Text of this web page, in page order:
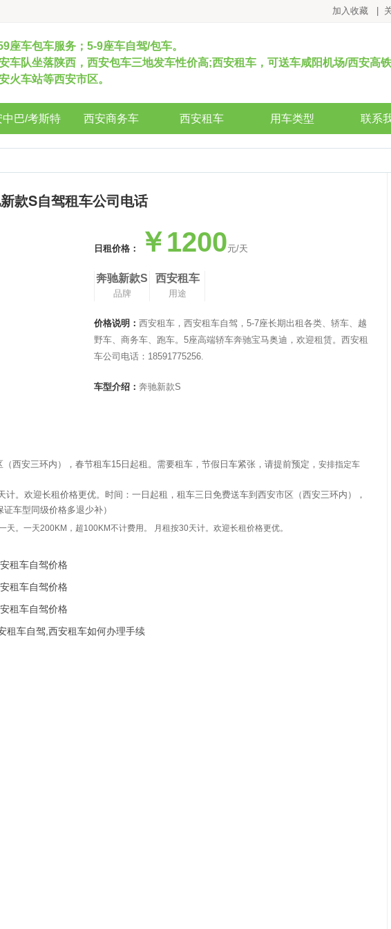
加入收藏
座车包车服务；5-9座车自驾/包车。
车队坐落陕西，西安包车三地发车性价高;西安租车，可送车咸阳机场/西安高
火车站等西安市区。
中巴/考斯特 西安商务车 西安租车 用车类型 联系
款S自驾租车公司电话
日租价格： ￥1200元/天
奔驰新款S
品牌
西安租车
用途
价格说明： 西安租车，西安租车自驾，5-7座长期出租各类、轿车、越
野车、商务车、跑车。5座高端轿车奔驰宝马奥迪，欢迎租赁。西安租
车公司电话：18591775256.
车型介绍： 奔驰新款S
西安三环内），春节租车15日起租。需要租车，节假日车紧张， 请提前预定， 安排指定车
。欢迎长租价格更优。 时间：一日起租，租车三日免费送车到西安市区（西安三环内），
车型同级价格多退少补）
。一天200KM，超100KM不计费用。 月租按30天计。欢迎长租价格更优。